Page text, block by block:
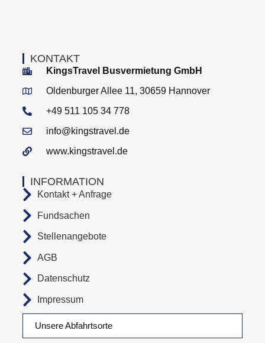
Unsere Abfahrtsorte
INFORMATION
Kontakt + Anfrage
Fundsachen
Stellenangebote
AGB
Datenschutz
Impressum
KONTAKT
KingsTravel Busvermietung GmbH
Oldenburger Allee 11, 30659 Hannover
+49 511 105 34 778
info@kingstravel.de
www.kingstravel.de